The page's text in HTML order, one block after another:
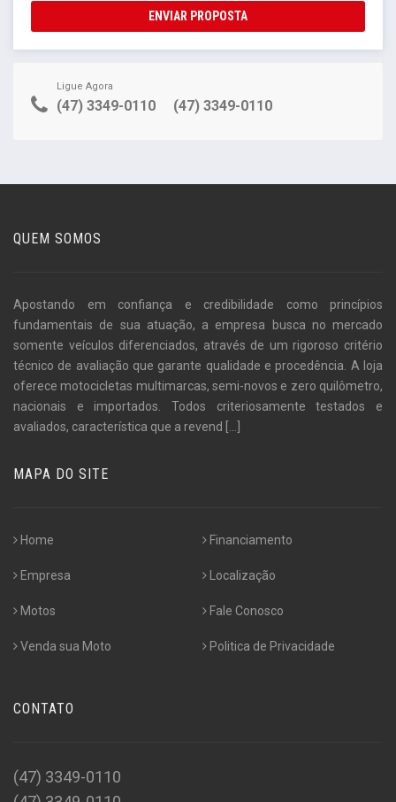
ENVIAR PROPOSTA
Ligue Agora
(47) 3349-0110 (47) 3349-0110
QUEM SOMOS
Apostando em confiança e credibilidade como princípios
fundamentais de sua atuação, a empresa busca no mercado
somente veículos diferenciados, através de um rigoroso critério
técnico de avaliação que garante qualidade e procedência. A loja
oferece motocicletas multimarcas, semi-novos e zero quilômetro,
nacionais e importados. Todos criteriosamente testados e
avaliados, característica que a revend [...]
MAPA DO SITE
Home
Empresa
Motos
Venda sua Moto
Financiamento
Localização
Fale Conosco
Politica de Privacidade
CONTATO
(47) 3349-0110